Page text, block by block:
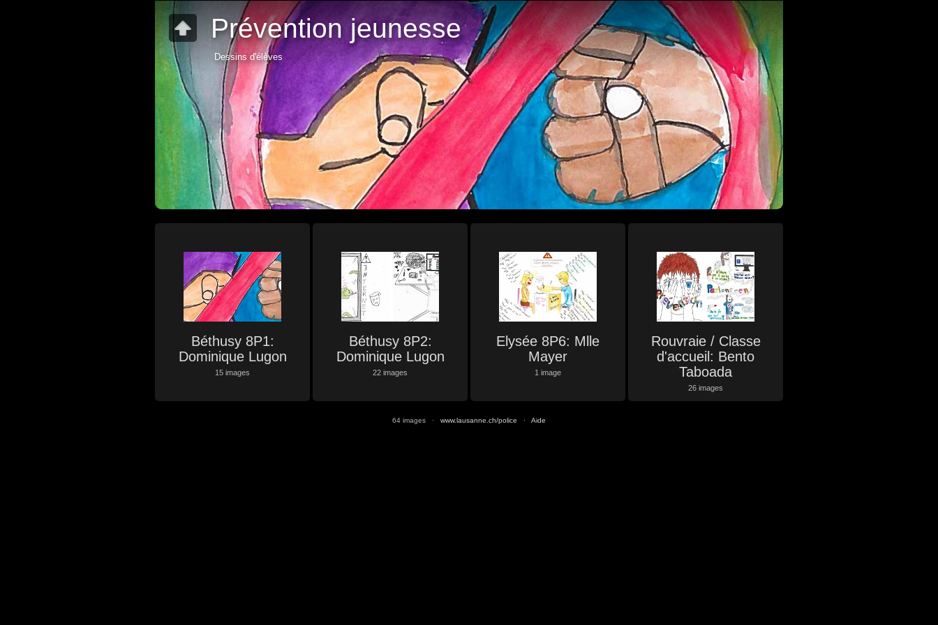
Prévention jeunesse
Dessins d'élèves
Béthusy 8P1:
Dominique Lugon
15 images
Béthusy 8P2:
Dominique Lugon
22 images
Elysée 8P6: Mlle
Mayer
1 image
Rouvraie / Classe
d'accueil: Bento
Taboada
26 images
64 images · www.lausanne.ch/police · Aide